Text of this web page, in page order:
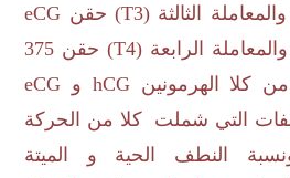
الثالثة (T3) حقنeCG
الرابعة (T4
) حقن 375
كلا الهرمونينhCGوeCG
التي شملت كلا من الحركة
النطف الحية و الميتة